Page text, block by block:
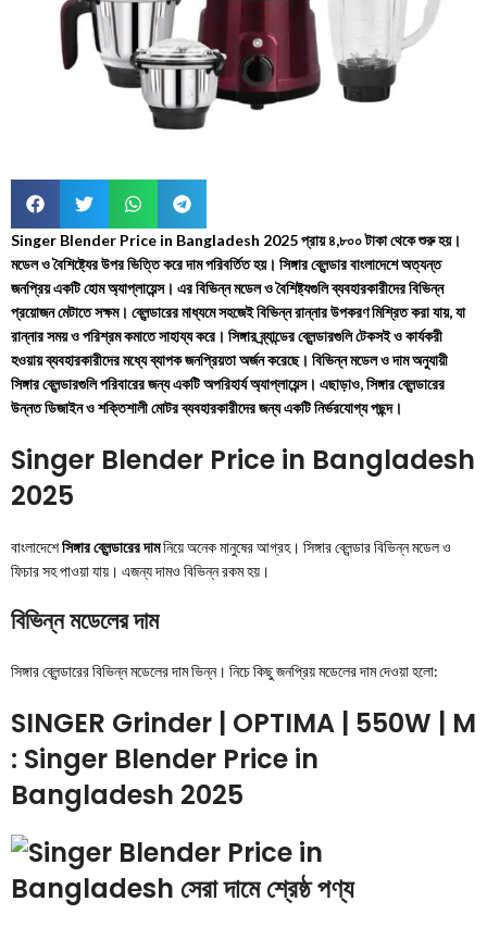
Singer Blender Price in Bangladesh 2025 প্রায় ৪,৮০০ টাকা থেকে শুরু হয়।
মডেল ও বৈশিষ্ট্যের উপর ভিত্তি করে দাম পরিবর্তিত হয়। সিঙ্গার ব্লেন্ডার বাংলাদেশে অত্যন্ত
জনপ্রিয় একটি হোম অ্যাপ্লায়েন্স। এর বিভিন্ন মডেল ও বৈশিষ্ট্যগুলি ব্যবহারকারীদের বিভিন্ন
প্রয়োজন মেটাতে সক্ষম। ব্লেন্ডারের মাধ্যমে সহজেই বিভিন্ন রান্নার উপকরণ মিশ্রিত করা যায়, যা
রান্নার সময় ও পরিশ্রম কমাতে সাহায্য করে। সিঙ্গার ব্র্যান্ডের ব্লেন্ডারগুলি টেকসই ও কার্যকরী
হওয়ায় ব্যবহারকারীদের মধ্যে ব্যাপক জনপ্রিয়তা অর্জন করেছে। বিভিন্ন মডেল ও দাম অনুযায়ী
সিঙ্গার ব্লেন্ডারগুলি পরিবারের জন্য একটি অপরিহার্য অ্যাপ্লায়েন্স। এছাড়াও, সিঙ্গার ব্লেন্ডারের
উন্নত ডিজাইন ও শক্তিশালী মোটর ব্যবহারকারীদের জন্য একটি নির্ভরযোগ্য পছন্দ।
Singer Blender Price in Bangladesh
2025
বাংলাদেশেসিঙ্গার ব্লেন্ডারের দামনিয়ে অনেক মানুষের আগ্রহ। সিঙ্গার ব্লেন্ডার বিভিন্ন মডেল ও
ফিচার সহ পাওয়া যায়। এজন্য দামও বিভিন্ন রকম হয়।
বিভিন্ন মডেলের দাম
সিঙ্গার ব্লেন্ডারের বিভিন্ন মডেলের দাম ভিন্ন। নিচে কিছু জনপ্রিয় মডেলের দাম দেওয়া হলো:
SINGER Grinder | OPTIMA | 550W | M
: Singer Blender Price in
Bangladesh 2025